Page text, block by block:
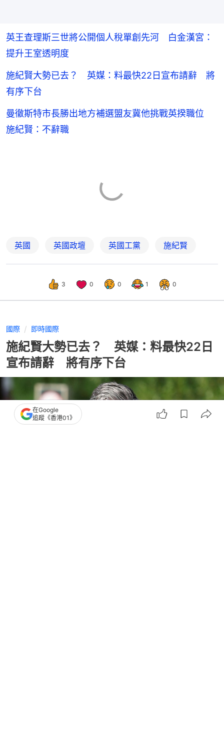
英王查理斯三世將公開個人稅單創先河 白金漢宮：
提升王室透明度
施紀賢大勢已去？ 英媒：料最快22日宣布請辭 將
有序下台
曼徹斯特市長勝出地方補選盟友冀他挑戰英揆職位
施紀賢：不辭職
英國 英國政壇 英國工黨 施紀賢
3 0 0 1 0
國際 即時國際
施紀賢大勢已去？ 英媒：料最快22日
宣布請辭 將有序下台
在Google
追蹤《香港01》